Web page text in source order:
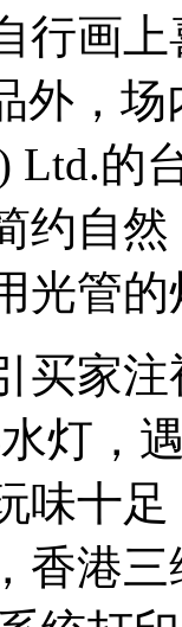
行画
外，
Ltd.的
约自
光管
买家
灯，
味十
香港